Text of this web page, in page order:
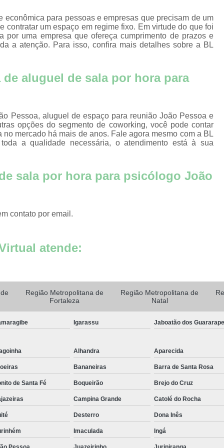
Locação de Salas
Sala de Reuniões para Alugar
Sala de Reunião
Sala para
Salas de Reunião para Alugar por Hora
Aluguel de Sala para
Aluguel de Sala para
Locação de Salas
Aluguel de
Aluguel de Sala
Aluguel de Sala
Aluguel Sala
Escritorio para
Sala Comercial para
Sala de Aluguel
para pessoas e empresas que precisam de um
contratar um espaço em regime fixo. Em virtude do que foi
por uma empresa que ofereça cumprimento de prazos e
a atenção. Para isso, confira mais detalhes sobre a BL
aluguel de sala por hora para
Pessoa, aluguel de espaço para reunião João Pessoa e
opções do segmento de coworking, você pode contar
mercado há mais de anos. Fale agora mesmo com a BL
a qualidade necessária, o atendimento está à sua
sala por hora para psicólogo João
contato por email.
atende:
Região Metropolitana de
Fortaleza
Região Metropolitana de
Natal
Igarassu Jaboatão dos
Alhandra Aparecida
Bananeiras Barra de Santa Rosa
de Santa Fé Boqueirão Brejo do Cruz
Campina Grande Catolé do Rocha
Desterro Dona Inês
Imaculada Ingá